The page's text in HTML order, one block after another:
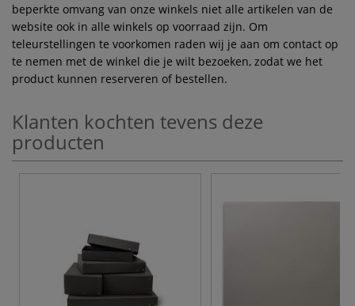
beperkte omvang van onze winkels niet alle artikelen van de
website ook in alle winkels op voorraad zijn. Om
teleurstellingen te voorkomen raden wij je aan om contact op
te nemen met de winkel die je wilt bezoeken, zodat we het
product kunnen reserveren of bestellen.
Klanten kochten tevens deze
producten